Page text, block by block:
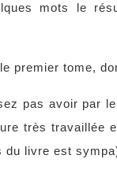
mots le
le premier tome,
pas avoir par
très travaillée
du livre est